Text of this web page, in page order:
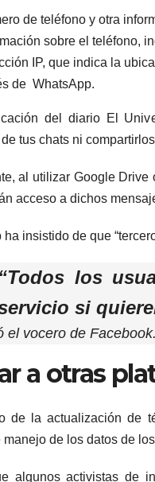
de teléfono y otra
sobre el teléfono,
IP, que indica la
de WhatsApp.
del diario El
tus chats ni
al utilizar Google
acceso a dichos
ha insistido de que
“Todos los
si
el vocero de Facebook.
a otras
de la actualización de
manejo de los datos de
algunos activistas de